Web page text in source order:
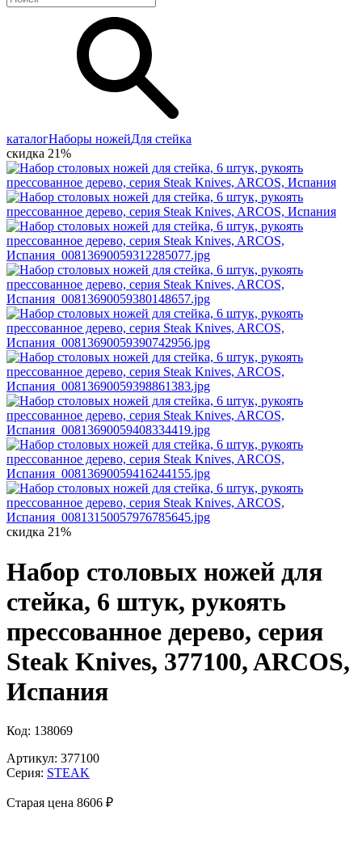
каталогНаборы ножейДля стейка
скидка 21%
скидка 21%
Набор столовых ножей для
стейка, 6 штук, рукоять
прессованное дерево, серия
Steak Knives, 377100, ARCOS,
Испания
Код: 138069
Артикул: 377100
Серия: STEAK
Старая цена 8606 ₽